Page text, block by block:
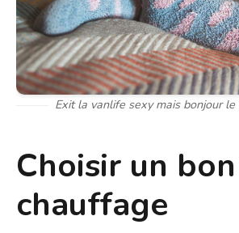
Exit la vanlife sexy mais bonjour le
Choisir un bon
chauffage